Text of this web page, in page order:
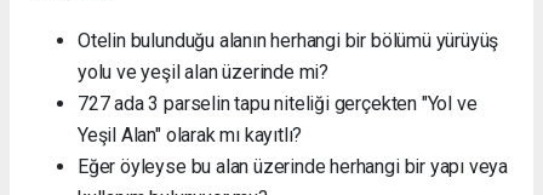
Otelin bulunduğu alanın herhangi bir bölümü yürüyüş
yolu ve yeşil alan üzerinde mi?
727 ada 3 parselin tapu niteliği gerçekten "Yol ve
Yeşil Alan" olarak mı kayıtlı?
Eğer öyleyse bu alan üzerinde herhangi bir yapı veya